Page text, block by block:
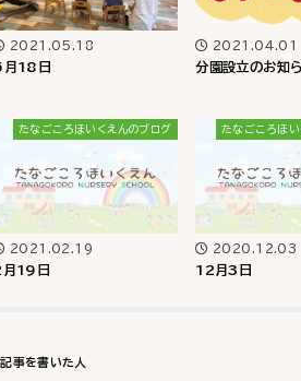
2021.05.18
月18日
2021.04.01
分園設立のお知
たなごころほいくえんのブログ
2021.02.19
19日
たなごころほい
2020.12.03
12月3日